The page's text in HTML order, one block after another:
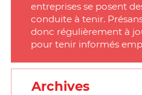
entreprises se posent
conduite à tenir.
donc régulièrement à
pour tenir informés
Archives